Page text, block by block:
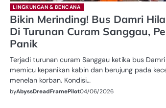
LINGKUNGAN & BENCANA
Bikin Merinding! Bus Damri
Di Turunan Curam Sanggau,
Panik
Terjadi turunan curam Sanggau ketika bus Damri
memicu kepanikan kabin dan berujung pada
menelan korban. Kondisi…
byAbyssDreadFramePilot04/06/2026